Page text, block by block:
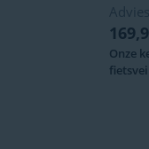
Onze